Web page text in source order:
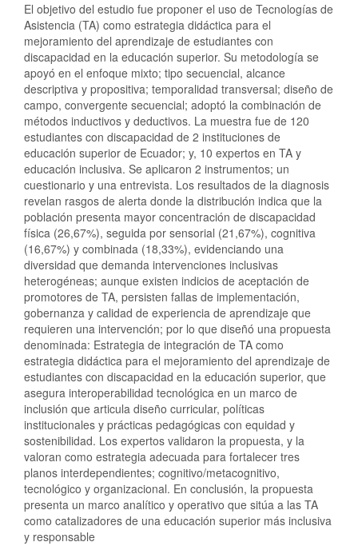
El objetivo del estudio fue proponer el uso de Tecnologías de
Asistencia (TA) como estrategia didáctica para el
mejoramiento del aprendizaje de estudiantes con
discapacidad en la educación superior. Su metodología se
apoyó en el enfoque mixto; tipo secuencial, alcance
descriptiva y propositiva; temporalidad transversal; diseño de
campo, convergente secuencial; adoptó la combinación de
métodos inductivos y deductivos. La muestra fue de 120
estudiantes con discapacidad de 2 instituciones de
educación superior de Ecuador; y, 10 expertos en TA y
educación inclusiva. Se aplicaron 2 instrumentos; un
cuestionario y una entrevista. Los resultados de la diagnosis
revelan rasgos de alerta donde la distribución indica que la
población presenta mayor concentración de discapacidad
física (26,67%), seguida por sensorial (21,67%), cognitiva
(16,67%) y combinada (18,33%), evidenciando una
diversidad que demanda intervenciones inclusivas
heterogéneas; aunque existen indicios de aceptación de
promotores de TA, persisten fallas de implementación,
gobernanza y calidad de experiencia de aprendizaje que
requieren una intervención; por lo que diseñó una propuesta
denominada: Estrategia de integración de TA como
estrategia didáctica para el mejoramiento del aprendizaje de
estudiantes con discapacidad en la educación superior, que
asegura interoperabilidad tecnológica en un marco de
inclusión que articula diseño curricular, políticas
institucionales y prácticas pedagógicas con equidad y
sostenibilidad. Los expertos validaron la propuesta, y la
valoran como estrategia adecuada para fortalecer tres
planos interdependientes; cognitivo/metacognitivo,
tecnológico y organizacional. En conclusión, la propuesta
presenta un marco analítico y operativo que sitúa a las TA
como catalizadores de una educación superior más inclusiva
y responsable